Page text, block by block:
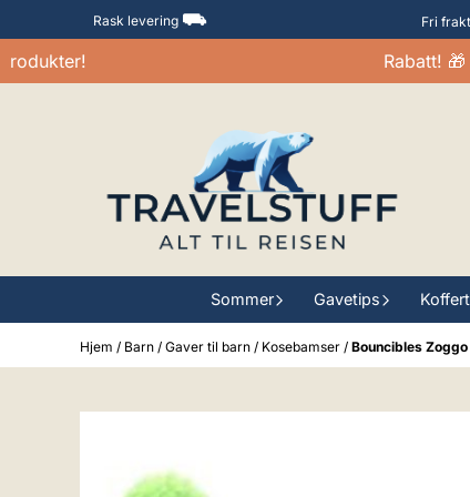
Hopp til innholdRask levering ⛟ Fri
Rabatt! 🎁 -
Sommer Gavetips
Hjem / Barn / Gaver til barn / Kosebamser / Bouncibles